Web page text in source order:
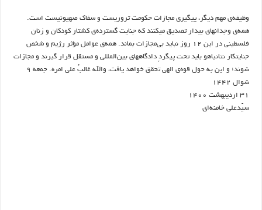
وظیفه‌ی مهم دیگر، پیگیری مجازات حکومت تروریست و سفاک صهیونیست است.
همه‌ی وجدانهای بیدار تصدیق میکنند که جنایت گسترده‌ی کشتار کودکان و زنان
فلسطینی در این ۱۲ روز نباید بی‌مجازات بماند. همه‌ی عوامل مؤثر رژیم و شخص
جنایتکار نتانیاهو باید تحت پیگردِ دادگاههای بین‌المللی و مستقل قرار گیرند و مجازات
شوند؛ و این به حول قوه‌ی الهی تحقق خواهد یافت، والله غالبٌ علی امره. جمعه ۹
شوال ۱۴۴۲
۳۱ اردیبهشت ۱۴۰۰
سیّدعلی خامنه‌ای